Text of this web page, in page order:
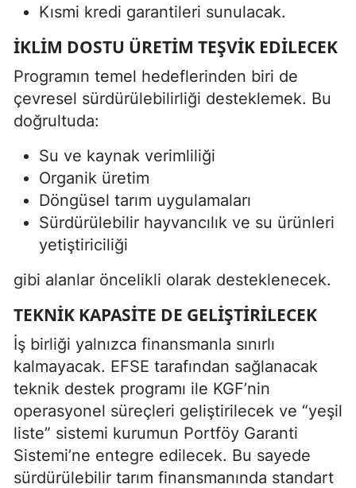
Kısmi kredi garantileri sunulacak.
İKLIM DOSTU ÜRETIM TEŞVIK EDILECEK
Programın temel hedeflerinden biri de
çevresel sürdürülebilirliği desteklemek. Bu
doğrultuda:
Su ve kaynak verimliliği
Organik üretim
Döngüsel tarım uygulamaları
Sürdürülebilir hayvancılık ve su ürünleri
yetiştiriciliği
gibi alanlar öncelikli olarak desteklenecek.
TEKNIK KAPASITE DE GELIŞTIRILECEK
İş birliği yalnızca finansmanla sınırlı
kalmayacak. EFSE tarafından sağlanacak
teknik destek programı ile KGF’nin
operasyonel süreçleri geliştirilecek ve “yeşil
liste” sistemi kurumun Portföy Garanti
Sistemi’ne entegre edilecek. Bu sayede
sürdürülebilir tarım finansmanında standart